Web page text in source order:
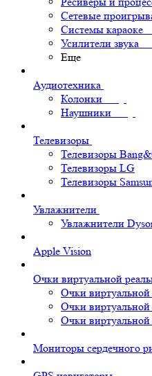
Сетевые
Системы караоке
Усилители звука
Еще
Аудиотехника
Колонки
Наушники
Телевизоры
Телевизоры
Телевизоры LG
Телевизоры
Увлажнители
Увлажнители
Apple Vision
Очки виртуальной
Очки
Очки виртуальной
Очки виртуальной
Мониторы сердечного